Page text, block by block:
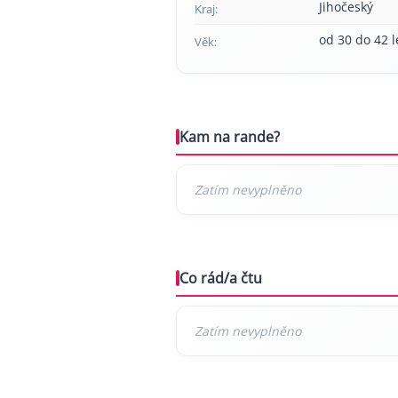
Kraj: Jihočeský
Věk: od 30 do 42
Kam na rande?
Co rád/a čtu